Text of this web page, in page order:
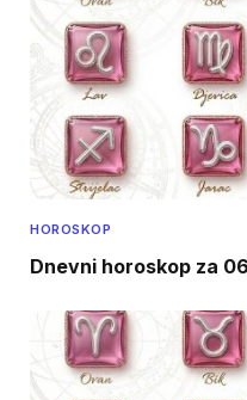
HOROSKOP
Dnevni horoskop za